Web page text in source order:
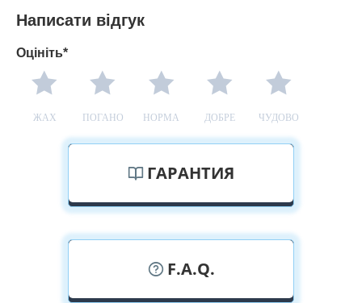
Написати відгук
Оцініть*
ЖАХ ПОГАНО НОРМА ДОБРЕ ЧУДОВО
ГАРАНТИЯ
F.A.Q.